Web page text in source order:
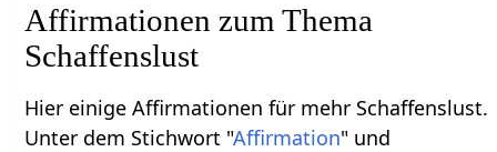
Affirmationen zum Thema
Schaffenslust
Hier einige Affirmationen für mehr Schaffenslust.
Unter dem Stichwort "Affirmation" und